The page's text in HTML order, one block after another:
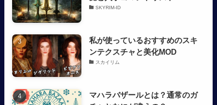
SKYRIM-ID
私が使っているおすすめのスキ
ンテクスチャと美化MOD
スカイリム
マハラバザールとは？通常のガ